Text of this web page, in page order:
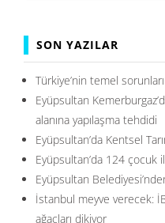
SON YAZILAR
Türkiye’nin temel
Eyüpsultan
alanına yapılaşma tehdidi
Eyüpsultan’da Kentsel
Eyüpsultan’da 124 çocuk
Eyüpsultan
İstanbul meyve verecek:
ağaçları dikiyor